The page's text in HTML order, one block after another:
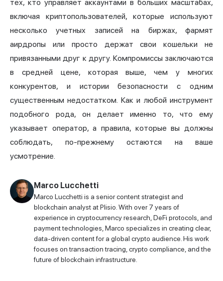
тех, кто управляет аккаунтами в больших масштабах,
включая криптопользователей, которые используют
несколько учетных записей на биржах, фармят
аирдропы или просто держат свои кошельки не
привязанными друг к другу. Компромиссы заключаются
в средней цене, которая выше, чем у многих
конкурентов, и истории безопасности с одним
существенным недостатком. Как и любой инструмент
подобного рода, он делает именно то, что ему
указывает оператор, а правила, которые вы должны
соблюдать, по-прежнему остаются на ваше
усмотрение.
Marco Lucchetti
Marco Lucchetti is a senior content strategist and
blockchain analyst at Plisio. With over 7 years of
experience in cryptocurrency research, DeFi protocols, and
payment technologies, Marco specializes in creating clear,
data-driven content for a global crypto audience. His work
focuses on transaction tracing, crypto compliance, and the
future of blockchain infrastructure.